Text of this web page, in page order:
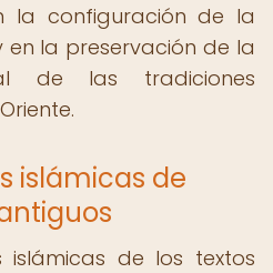
la configuración de la
en la preservación de la
de las tradiciones
islámicas de
islámicas de los textos